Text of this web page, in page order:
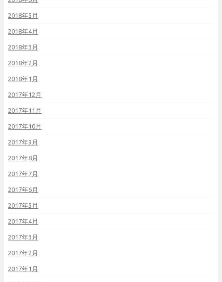
2018年5月
2018年4月
2018年3月
2018年2月
2018年1月
2017年12月
2017年11月
2017年10月
2017年9月
2017年8月
2017年7月
2017年6月
2017年5月
2017年4月
2017年3月
2017年2月
2017年1月